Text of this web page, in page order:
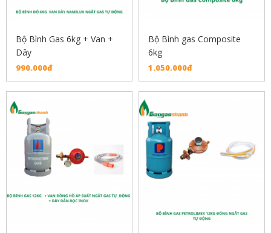
Bộ Bình Gas 6kg + Van +
Dây
990.000đ
Bộ Bình gas Composite
6kg
1.050.000đ